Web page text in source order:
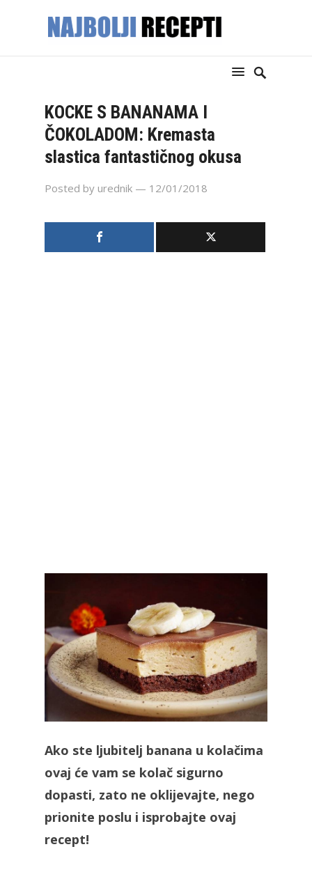
KOCKE S BANANAMA I
ČOKOLADOM: Kremasta
slastica fantastičnog okusa
Posted by urednik — 12/01/2018
Ako ste ljubitelj banana u kolačima
ovaj će vam se kolač sigurno
dopasti, zato ne oklijevajte, nego
prionite poslu i isprobajte ovaj
recept!